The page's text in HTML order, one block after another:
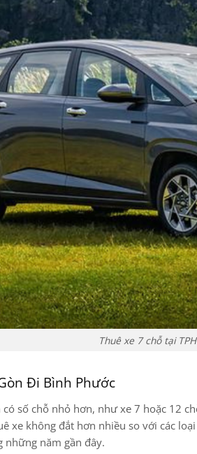
Thuê xe 7 chỗ tại
Đi Bình Phước
số chỗ nhỏ hơn, như xe 7 hoặc 12
xe không đắt hơn nhiều so với các
năm gần đây.